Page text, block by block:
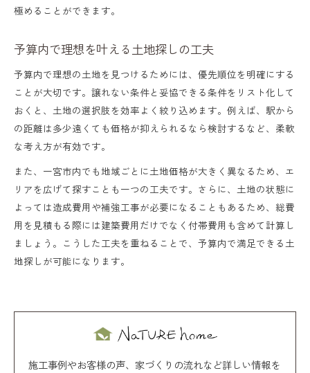
極めることができます。
予算内で理想を叶える土地探しの工夫
予算内で理想の土地を見つけるためには、優先順位を明確にする
ことが大切です。譲れない条件と妥協できる条件をリスト化して
おくと、土地の選択肢を効率よく絞り込めます。例えば、駅から
の距離は多少遠くても価格が抑えられるなら検討するなど、柔軟
な考え方が有効です。
また、一宮市内でも地域ごとに土地価格が大きく異なるため、エ
リアを広げて探すことも一つの工夫です。さらに、土地の状態に
よっては造成費用や補強工事が必要になることもあるため、総費
用を見積もる際には建築費用だけでなく付帯費用も含めて計算し
ましょう。こうした工夫を重ねることで、予算内で満足できる土
地探しが可能になります。
施工事例やお客様の声、家づくりの流れなど詳しい情報を